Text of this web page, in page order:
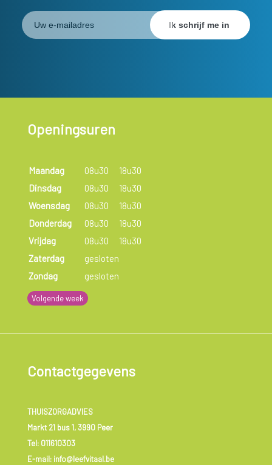
Openingsuren
Maandag 08u30
18u30
Dinsdag
08u30
18u30
Woensdag
08u30
18u30
Donderdag
08u30
18u30
Vrijdag
08u30
18u30
Zaterdag
gesloten
Zondag
gesloten
Volgende week
Contactgegevens
THUISZORGADVIES
Markt 21 bus 1, 3990 Peer
Tel: 011610303
E-mail: info@leefvitaal.be